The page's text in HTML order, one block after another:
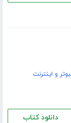
و اینترنت
دانلود کتاب